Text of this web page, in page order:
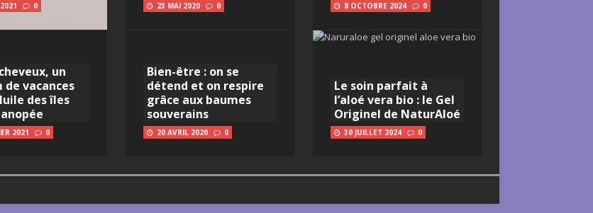
0
un
vacances
des îles
2021 0
23 MAI 2020 0
Bien-être : on se
détend et on respire
grâce aux baumes
souverains
20 AVRIL 2020 0
8 OCTOBRE 2024 0
Le soin parfait à
l’aloé vera bio : le Gel
Originel de NaturAloé
30 JUILLET 2024 0